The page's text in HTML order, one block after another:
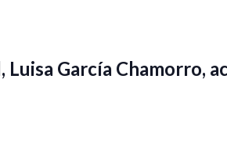
García Chamorro,